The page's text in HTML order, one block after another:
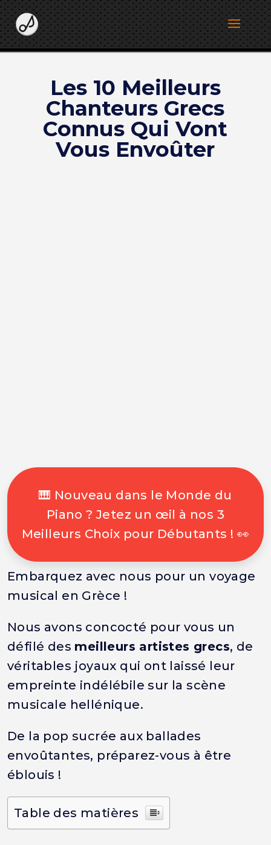
Les 10 Meilleurs
Chanteurs Grecs
Connus Qui Vont
Vous Envoûter
🎹 Nouveau dans le Monde du
Piano ? Jetez un œil à nos 3
Meilleurs Choix pour Débutants ! 👀
Embarquez avec nous pour un voyage
musical en Grèce !
Nous avons concocté pour vous un
défilé des meilleurs artistes grecs, de
véritables joyaux qui ont laissé leur
empreinte indélébile sur la scène
musicale hellénique.
De la pop sucrée aux ballades
envoûtantes, préparez-vous à être
éblouis !
Table des matières